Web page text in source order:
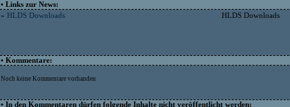
• Links zur News:
» HLDS Downloads HLDS Downloads
• Kommentare:
Noch keine Kommentare vorhanden
• In den Kommentaren dürfen folgende Inhalte nicht veröffentlicht werden: